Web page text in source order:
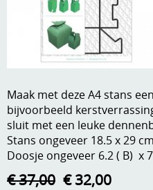
Dies om te stansen
DVD-CD
Embossen
Handige extra's
Hechtingsmaterialen
Hout , MDF,
Kleurmateriaal-
Anders creatief
Maak met deze A4 stans
bijvoorbeeld
sluit met een leuke
Stans ongeveer 18.5 x 29
Doosje ongeveer 6.2 ( B) x
€ 37,00 € 32,00